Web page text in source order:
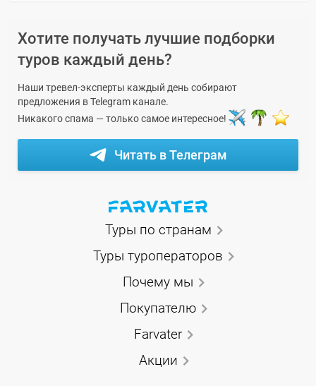
Хотите получать лучшие подборки
туров каждый день?
Наши тревел-эксперты каждый день собирают
предложения в Telegram канале.
Никакого спама — только самое интересное!
Читать в Телеграм
Туры по странам
Туры туроператоров
Почему мы
Покупателю
Farvater
Акции